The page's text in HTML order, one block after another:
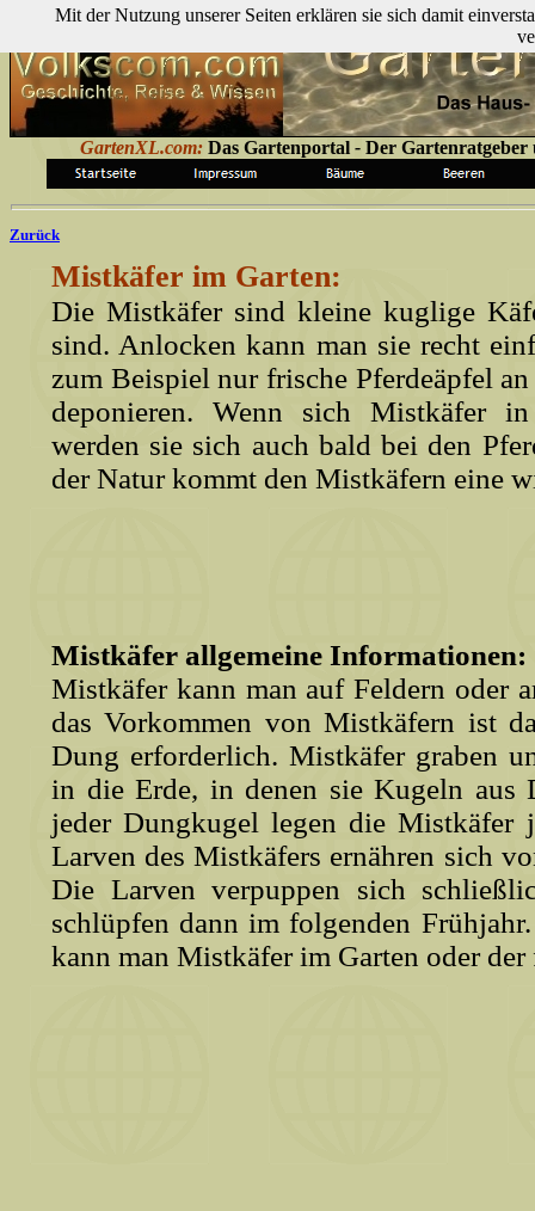
GartenXL.com: Das Gartenportal - Der Gartenratgeber
Zurück
Mistkäfer im Garten:
Die Mistkäfer sind kleine kuglige
sind. Anlocken kann man sie recht
zum Beispiel nur frische Pferdeäpfel
deponieren. Wenn sich Mistkäfer
werden sie sich auch bald bei den
der Natur kommt den Mistkäfern eine
Mistkäfer allgemeine Informationen:
Mistkäfer kann man auf Feldern oder
das Vorkommen von Mistkäfern ist
Dung erforderlich. Mistkäfer graben
in die Erde, in denen sie Kugeln aus
jeder Dungkugel legen die Mistkäfer
Larven des Mistkäfers ernähren sich
Die Larven verpuppen sich
schlüpfen dann im folgenden
kann man Mistkäfer im Garten oder
Mit der Nutzung unserer Seiten erklären sie sich damit